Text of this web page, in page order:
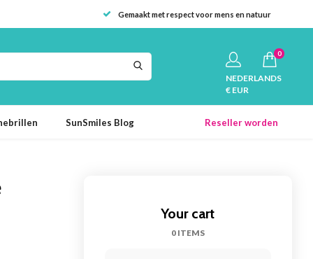
Gemaakt met respect voor mens en natuur
0
NEDERLANDS
€ EUR
SunSmiles Blog Reseller worden
Your cart
0 ITEMS